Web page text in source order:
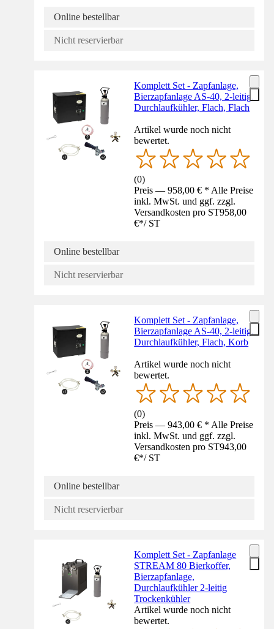
Online bestellbar
Nicht reservierbar
Komplett Set - Zapfanlage,
Bierzapfanlage AS-40, 2-leitig,
Durchlaufkühler, Flach, Flach
Artikel wurde noch nicht
bewertet.
(0)
Preis — 958,00 € * Alle Preise
inkl. MwSt. und ggf. zzgl.
Versandkosten pro ST958,00
€*/ ST
Online bestellbar
Nicht reservierbar
Komplett Set - Zapfanlage,
Bierzapfanlage AS-40, 2-leitig,
Durchlaufkühler, Flach, Korb
Artikel wurde noch nicht
bewertet.
(0)
Preis — 943,00 € * Alle Preise
inkl. MwSt. und ggf. zzgl.
Versandkosten pro ST943,00
€*/ ST
Online bestellbar
Nicht reservierbar
Komplett Set - Zapfanlage
STREAM 80 Bierkoffer,
Bierzapfanlage,
Durchlaufkühler 2-leitig
Trockenkühler
Artikel wurde noch nicht
bewertet.